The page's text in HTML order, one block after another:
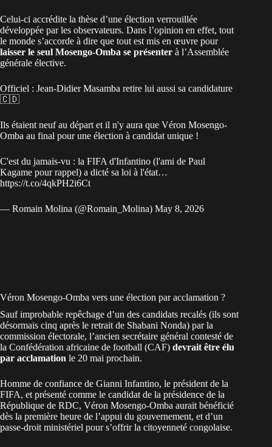
Celui-ci accrédite la thèse d’une élection verrouillée
développée par les observateurs. Dans l’opinion en effet, tout
le monde s’accorde à dire que tout est mis en œuvre pour
laisser le seul Mosengo-Omba se présenter à l’Assemblée
générale élective.
Officiel : Jean-Didier Masamba retire lui aussi sa candidature
🇨🇩
Ils étaient neuf au départ et il n'y aura que Véron Mosengo-
Omba au final pour une élection à candidat unique !
C'est du jamais-vu : la FIFA d'Infantino (l'ami de Paul
Kagame pour rappel) a dicté sa loi à l'état…
https://t.co/4qkPH2i6Ct
— Romain Molina (@Romain_Molina) May 8, 2026
Véron Mosengo-Omba vers une élection par acclamation ?
Sauf improbable repêchage d’un des candidats recalés (ils sont
désormais cinq après le retrait de Shabani Nonda) par la
commission électorale, l’ancien secrétaire général contesté de
la Confédération africaine de football (CAF) devrait être élu
par acclamation le 20 mai prochain.
Homme de confiance de Gianni Infantino, le président de la
FIFA, et présenté comme le candidat de la présidence de la
République de RDC, Véron Mosengo-Omba aurait bénéficié
dès la première heure de l’appui du gouvernement, et d’un
passe-droit ministériel pour s’offrir la citoyenneté congolaise.